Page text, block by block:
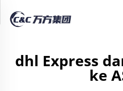
dhl Express
ke